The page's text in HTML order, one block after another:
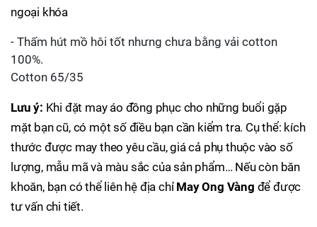
ngoại khóa
- Thấm hút mồ hôi tốt nhưng chưa bằng vải cotton
100%.
Cotton 65/35
Lưu ý: Khi đặt may áo đồng phục cho những buổi gặp
mặt bạn cũ, có một số điều bạn cần kiểm tra. Cụ thể: kích
thước được may theo yêu cầu, giá cả phụ thuộc vào số
lượng, mẫu mã và màu sắc của sản phẩm… Nếu còn băn
khoăn, bạn có thể liên hệ địa chỉ May Ong Vàng để được
tư vấn chi tiết.